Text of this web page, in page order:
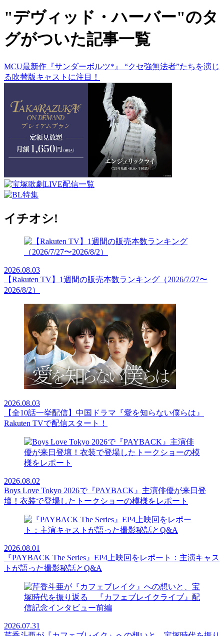
"デヴィッド・ハーバー"のタ
グがついた記事一覧
MCU最新作『サンダーボルツ*』 “クセ強無法者”たちを演じ
る吹替版キャストに注目！
イチオシ!
2026.08.03
【Rakuten TV】1週間の販売本数ランキング（2026/7/27〜
2026/8/2）
2026.08.03
【全10話一挙配信】中国ドラマ『愛を知らない僕らは』
Rakuten TVで配信スタート！
2026.08.02
Boys Love Tokyo 2026で『PAYBACK』主演俳優が来日登
壇！衣装で登場したトークショーの模様をレポート
2026.08.01
『PAYBACK The Series』EP4上映回をレポート：主演キャス
トが語った撮影秘話とQ&A
2026.07.31